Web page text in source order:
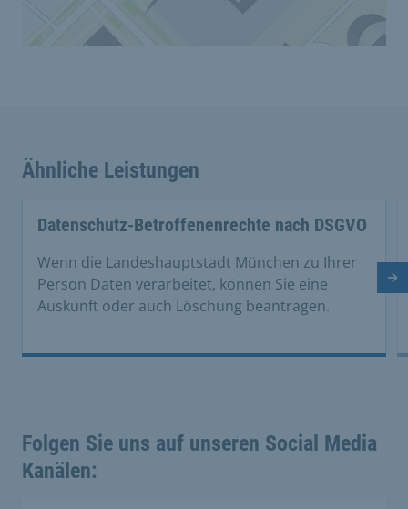
Ähnliche Leistungen
Datenschutz-Betroffenenrechte nach DSGVO
Wenn die Landeshauptstadt München zu Ihrer
Person Daten verarbeitet, können Sie eine
Auskunft oder auch Löschung beantragen.
Folgen Sie uns auf unseren Social Media
Kanälen: